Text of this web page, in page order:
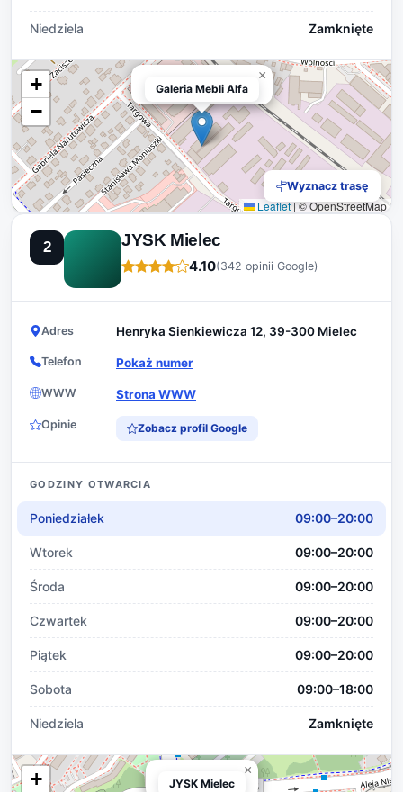
Niedziela Zamknięte
Galeria Mebli Alfa
×
+
−
Leaflet|© OpenStreetMap
Galeria Mebli Alfa
Wyznacz trasę
2 JYSK Mielec
4.10(342 opinii Google)
Adres Henryka Sienkiewicza 12, 39-300 Mielec
Telefon Pokaż numer
WWW Strona WWW
Opinie Zobacz profil Google
GODZINY OTWARCIA
Poniedziałek 09:00–20:00
Wtorek 09:00–20:00
Środa 09:00–20:00
Czwartek 09:00–20:00
Piątek 09:00–20:00
Sobota 09:00–18:00
Niedziela Zamknięte
JYSK Mielec
×
+
JYSK Mielec